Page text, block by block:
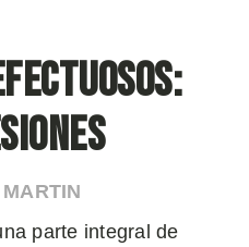
parte integral de